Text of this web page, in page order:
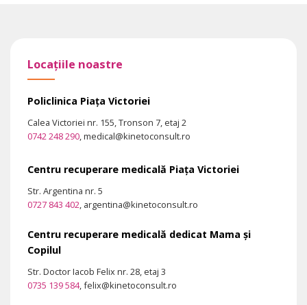
Locațiile noastre
Policlinica Piața Victoriei
Calea Victoriei nr. 155, Tronson 7, etaj 2
0742 248 290, medical@kinetoconsult.ro
Centru recuperare medicală Piața Victoriei
Str. Argentina nr. 5
0727 843 402, argentina@kinetoconsult.ro
Centru recuperare medicală dedicat Mama și
Copilul
Str. Doctor Iacob Felix nr. 28, etaj 3
0735 139 584, felix@kinetoconsult.ro